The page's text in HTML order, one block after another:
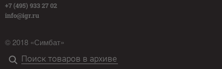
+7 (495) 933 27 02
info@igr.ru
© 2018 «Симбат»